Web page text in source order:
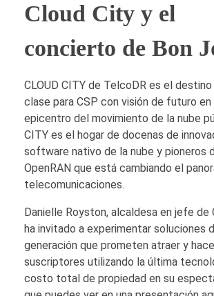
Cloud City y el
concierto de Bon
CLOUD CITY de TelcoDR es el
clase para CSP con visión de futuro en
epicentro del movimiento de la nube
CITY es el hogar de docenas de
software nativo de la nube y pioneros
OpenRAN que está cambiando el
telecomunicaciones.
Danielle Royston, alcaldesa en jefe de
ha invitado a experimentar soluciones
generación que prometen atraer y
suscriptores utilizando la última
costo total de propiedad en su